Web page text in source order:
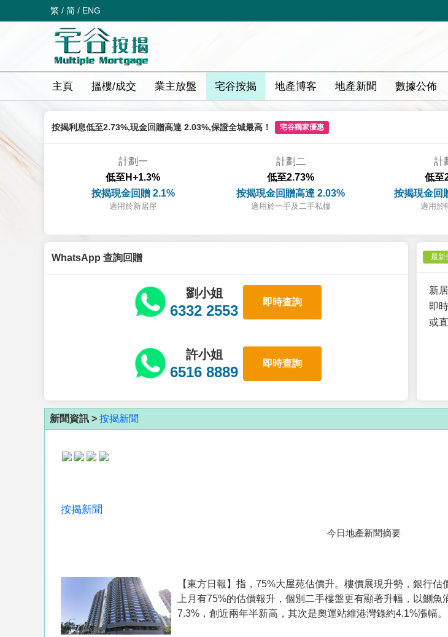
繁 / 简 / ENG
主頁 搵樓/成交 業主放盤 宅谷按揭 地產博客 地產新聞 數據公佈
按揭利息低至2.73%,現金回贈高達 2.03%,保證全城最高！ 宅谷獨家優惠
計劃一
低至H+1.3%
按揭現金回贈 2.1%
適用於新居屋
計劃二
低至2.73%
按揭現金回贈高達 2.03%
適用於一手及二手私樓
計
低至
按揭現金回
適用於
WhatsApp 查詢回贈
劉小姐
6332 2553
即時查詢
許小姐
6516 8889
即時查詢
最新
新
即
或
新聞資訊 > 按揭新聞
按揭新聞
今日地產新聞摘要
【東方日報】指，75%大屋苑估價升。樓價展現升勢，銀行
上月有75%的估價報升，個別二手樓盤更有顯著升幅，以鰂
7.3%，創近兩年半新高，其次是奧運站維港灣錄約4.1%漲幅。